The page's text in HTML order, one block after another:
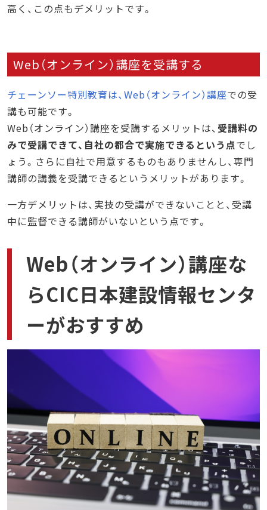
高く、この点もデメリットです。
Web（オンライン）講座を受講する
チェーンソー特別教育は、Web（オンライン）講座での受
講も可能です。
Web（オンライン）講座を受講するメリットは、 受講料の
みで受講できて、自社の都合で実施できるという点でし
ょう。さらに自社で用意するものもありませんし、専門
講師の講義を受講できるというメリットがあります。
一方デメリットは、実技の受講ができないことと、受講
中に監督できる講師がいないという点です。
Web（オンライン）講座な
らCIC日本建設情報センタ
ーがおすすめ